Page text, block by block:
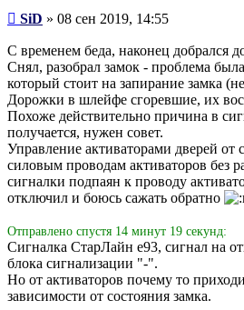
Сообщение
SiD » 08 сен 2019, 14:55
С временем беда, наконец добрался
Снял, разобрал замок - проблема
который стоит на запирание замка
Дорожки в шлейфе сгоревшие, их
Похоже действительно причина в
получается, нужен совет.
Управление активаторами дверей
силовым проводам активаторов без
сигналки подпаян к проводу
отключил и боюсь сажать обратно
Отправлено спустя 14 минут 19 секунд:
Сигналка СтарЛайн е93, сигнал на
блока сигнализации "-".
Но от активаторов почему то
зависимости от состояния замка.